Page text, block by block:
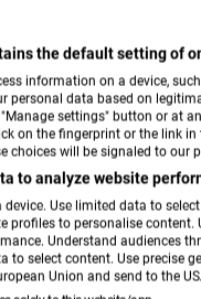
the default setting of
information on a device,
personal data based on
settings" button or at
on the fingerprint or the link
choices will be signaled to our
to analyze website
Use limited data to
profiles to personalise
Understand audiences
to select content. Use
Union and send to the